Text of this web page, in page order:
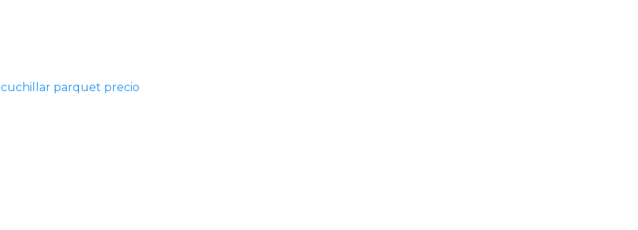
parquet precio